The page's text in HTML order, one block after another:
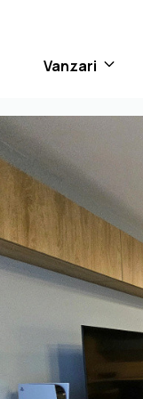
Vanzari